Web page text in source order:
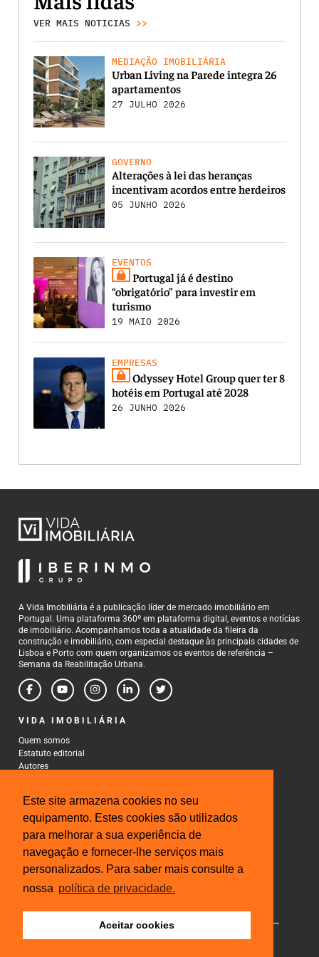
Este site armazena cookies no seu
equipamento. Estes cookies são utilizados
para melhorar a sua experiência de
navegação e fornecer-lhe serviços mais
personalizados. Para saber mais consulte a
nossa política de privacidade.
Aceitar cookies
VER MAIS NOTICIAS >>
MEDIAÇÃO IMOBILIÁRIA
Urban Living na Parede integra 26
apartamentos
27 JULHO 2026
GOVERNO
Alterações à lei das heranças
incentivam acordos entre herdeiros
05 JUNHO 2026
EVENTOS
Portugal já é destino
“obrigatório” para investir em
turismo
19 MAIO 2026
EMPRESAS
Odyssey Hotel Group quer ter 8
hotéis em Portugal até 2028
26 JUNHO 2026
A Vida Imobiliária é a publicação líder de mercado imobiliário em
Portugal. Uma plataforma 360º em plataforma digital, eventos e notícias
de imobiliário. Acompanhamos toda a atualidade da fileira da
construção e imobiliário, com especial destaque às principais cidades de
Lisboa e Porto com quem organizamos os eventos de referência –
Semana da Reabilitação Urbana.
VIDA IMOBILIÁRIA
Quem somos
Estatuto editorial
Autores
CONTACTOS
Rua Gonçalo Cristovão, 185 - 6º
4000-269 Porto
Tel: 222 085 009
Fax: 222 085 010
Email: gestao@iberinmo.com